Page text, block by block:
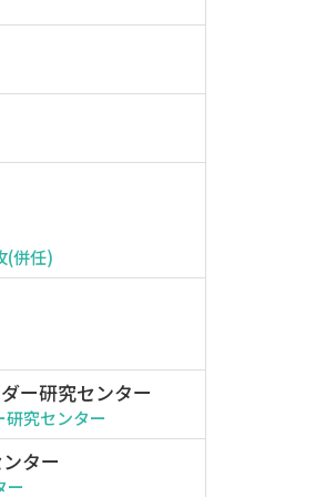
(併任)
ー研究センター
研究センター
ター
ー